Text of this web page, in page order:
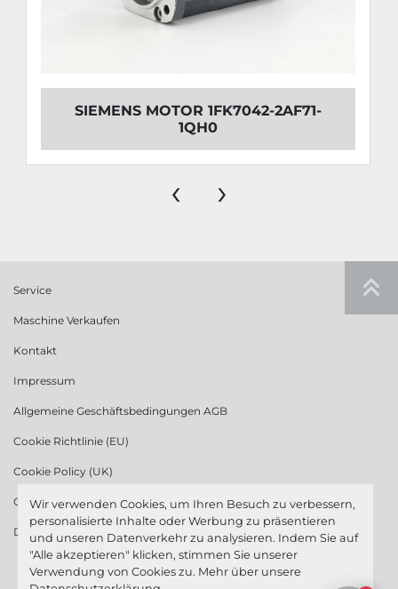
Wir verwenden Cookies, um Ihren Besuch zu verbessern,
personalisierte Inhalte oder Werbung zu präsentieren
und unseren Datenverkehr zu analysieren. Indem Sie auf
"Alle akzeptieren" klicken, stimmen Sie unserer
Verwendung von Cookies zu. Mehr über unsere
SIEMENS MOTOR 1FK7042-2AF71-
1QH0
‹ ›
Service
Maschine Verkaufen
Kontakt
Impressum
Allgemeine Geschäftsbedingungen AGB
Cookie Richtlinie (EU)
Cookie Policy (UK)
Cookie Richtlinie (US)
Datenschutzerklärung